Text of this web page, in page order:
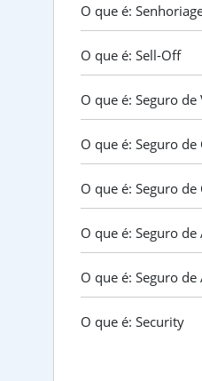
O que é:
O que é: Sell-Off
O que é: Seguro de
O que é: Seguro de
O que é: Seguro de
O que é: Seguro
O que é: Seguro de
O que é: Security